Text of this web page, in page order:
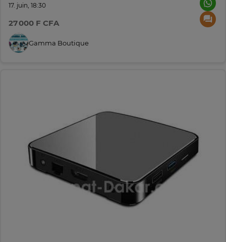
17. juin, 18:30
27 000 F CFA
Gamma Boutique